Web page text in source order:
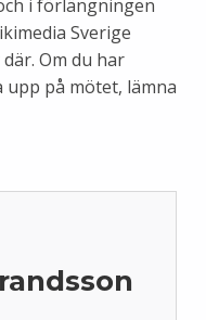
i förlängningen
Sverige
Om du har
upp på mötet, lämna